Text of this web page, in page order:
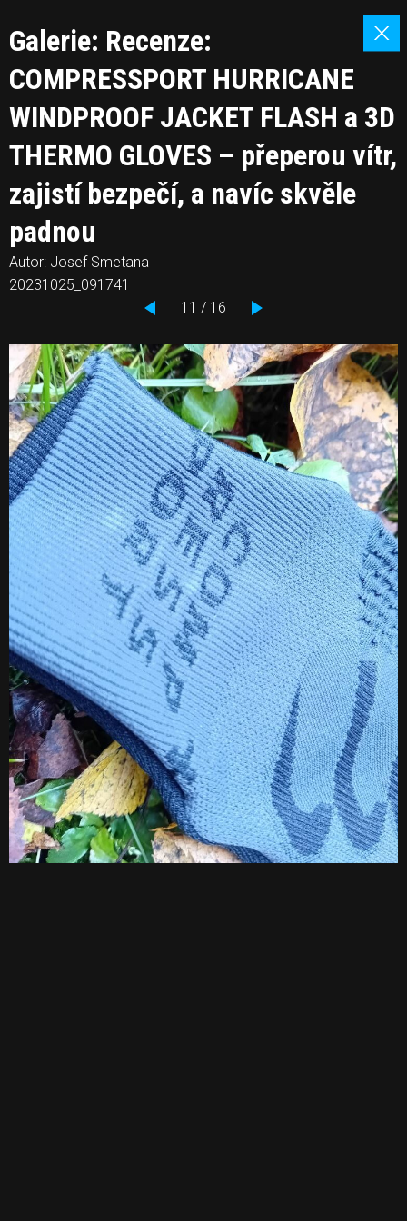
Galerie: Recenze:
COMPRESSPORT HURRICANE
WINDPROOF JACKET FLASH a 3D
THERMO GLOVES – přeperou vítr,
zajistí bezpečí, a navíc skvěle
padnou
Autor: Josef Smetana
20231025_091741
11 / 16